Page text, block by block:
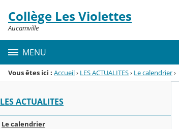
Menu de la rubrique
Contenu
Collège Les Violettes
Aucamville
MENU
Vous êtes ici : Accueil› LES ACTUALITES› Le calendrier›
LES ACTUALITES
Le calendrier